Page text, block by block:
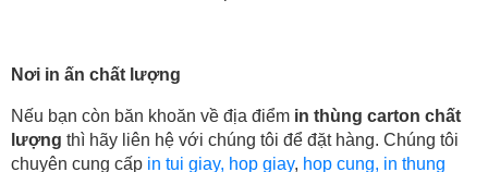
Nơi in ấn chất lượng
Nếu bạn còn băn khoăn về địa điểm in thùng carton chất
lượng thì hãy liên hệ với chúng tôi để đặt hàng. Chúng tôi
chuyên cung cấp in tui giay, hop giay, hop cung, in thung